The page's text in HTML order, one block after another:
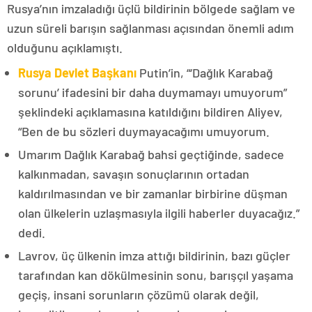
Rusya’nın imzaladığı üçlü bildirinin bölgede sağlam ve
uzun süreli barışın sağlanması açısından önemli adım
olduğunu açıklamıştı.
Rusya Devlet Başkanı Putin’in, “‘Dağlık Karabağ
sorunu’ ifadesini bir daha duymamayı umuyorum”
şeklindeki açıklamasına katıldığını bildiren Aliyev,
“Ben de bu sözleri duymayacağımı umuyorum.
Umarım Dağlık Karabağ bahsi geçtiğinde, sadece
kalkınmadan, savaşın sonuçlarının ortadan
kaldırılmasından ve bir zamanlar birbirine düşman
olan ülkelerin uzlaşmasıyla ilgili haberler duyacağız.”
dedi.
Lavrov, üç ülkenin imza attığı bildirinin, bazı güçler
tarafından kan dökülmesinin sonu, barışçıl yaşama
geçiş, insani sorunların çözümü olarak değil,